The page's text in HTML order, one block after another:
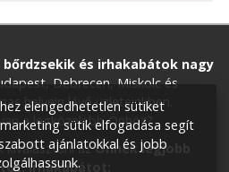
és irhakabátok nagy
Debrecen, Miskolc és
helyein lévő üzleteinkben.
a legközelebb Önhöz?
kiválasztani azÖnnek legjobb
irhakabátot:
elengedhetetlen sütiket
sütik elfogadása segít
ajánlatokkal és jobb